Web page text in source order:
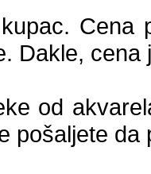
Cena
Dakle,
od
pošaljete